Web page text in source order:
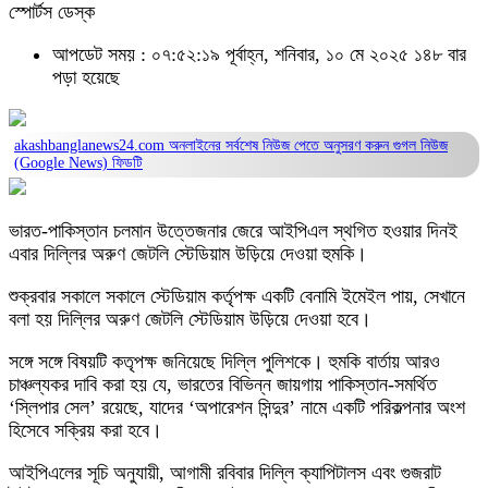
স্পোর্টস ডেস্ক
আপডেট সময় : ০৭:৫২:১৯ পূর্বাহ্ন, শনিবার, ১০ মে ২০২৫ ১৪৮ বার
পড়া হয়েছে
akashbanglanews24.com অনলাইনের সর্বশেষ নিউজ পেতে অনুসরণ করুন গুগল নিউজ
(Google News) ফিডটি
ভারত-পাকিস্তান চলমান উত্তেজনার জেরে আইপিএল স্থগিত হওয়ার দিনই
এবার দিল্লির অরুণ জেটলি স্টেডিয়াম উড়িয়ে দেওয়া হুমকি।
শুক্রবার সকালে সকালে স্টেডিয়াম কর্তৃপক্ষ একটি বেনামি ইমেইল পায়, সেখানে
বলা হয় দিল্লির অরুণ জেটলি স্টেডিয়াম উড়িয়ে দেওয়া হবে।
সঙ্গে সঙ্গে বিষয়টি কতৃপক্ষ জনিয়েছে দিল্লি পুলিশকে। হুমকি বার্তায় আরও
চাঞ্চল্যকর দাবি করা হয় যে, ভারতের বিভিন্ন জায়গায় পাকিস্তান-সমর্থিত
‘স্লিপার সেল’ রয়েছে, যাদের ‘অপারেশন সিন্দুর’ নামে একটি পরিকল্পনার অংশ
হিসেবে সক্রিয় করা হবে।
আইপিএলের সূচি অনুযায়ী, আগামী রবিবার দিল্লি ক্যাপিটালস এবং গুজরাট